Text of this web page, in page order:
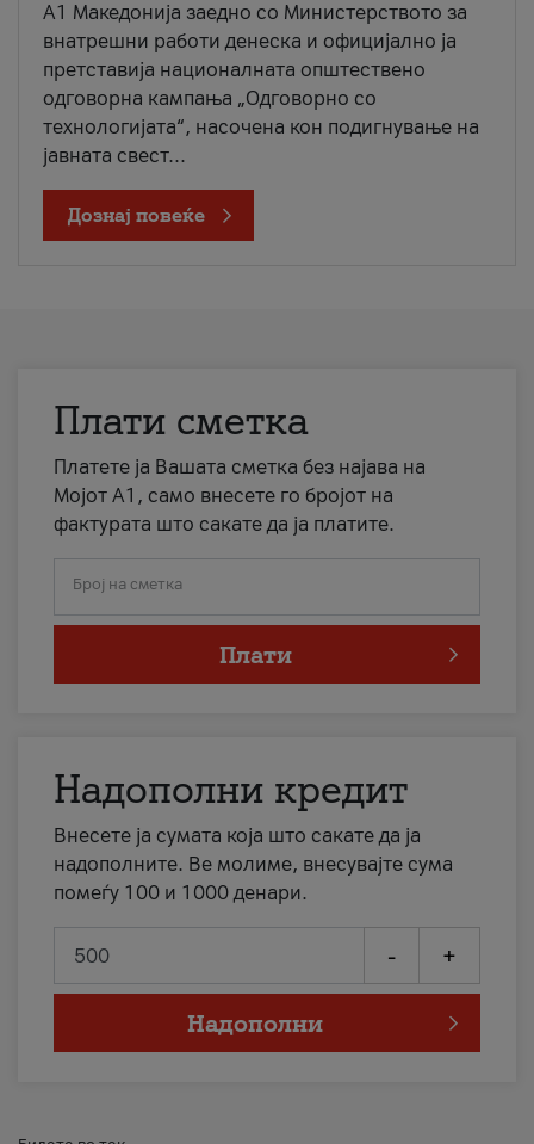
A1 Македонија заедно со Министерството за
внатрешни работи денеска и официјално ја
претставија националната општествено
одговорна кампања „Одговорно со
технологијата“, насочена кон подигнување на
јавната свест...
Дознај повеќе
Плати сметка
Платете ја Вашата сметка без најава на
Мојот А1, само внесете го бројот на
фактурата што сакате да ја платите.
Број на сметка
Плати
Надополни кредит
Внесете ја сумата која што сакате да ја
надополните. Ве молиме, внесувајте сума
помеѓу 100 и 1000 денари.
- +
Надополни